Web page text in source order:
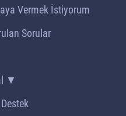
Vermek İstiyorum
Sorular
▼